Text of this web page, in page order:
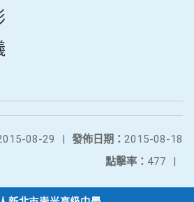
發佈日期： 2015-08-18
08-29
|
點擊率： 477 |